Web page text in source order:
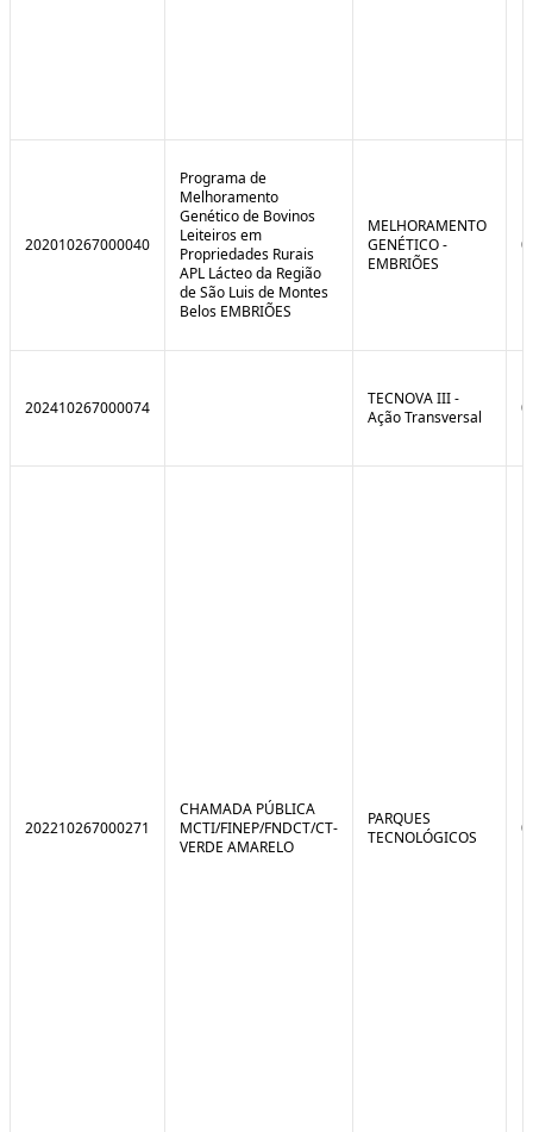
202010267000040
Programa de
Melhoramento
Genético de Bovinos
Leiteiros em
Propriedades Rurais
APL Lácteo da Região
de São Luis de Montes
Belos EMBRIÕES
MELHORAMENTO
GENÉTICO -
EMBRIÕES
202410267000074
TECNOVA III -
Ação Transversal
202210267000271
CHAMADA PÚBLICA
MCTI/FINEP/FNDCT/CT-
VERDE AMARELO
PARQUES
TECNOLÓGICOS